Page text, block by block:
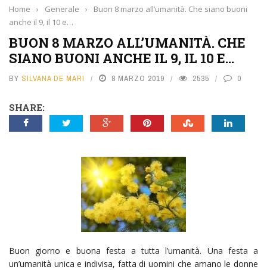
Home › Generale ›
Buon 8 marzo all’umanità. Che siano buoni
anche il 9, il 10 e…
BUON 8 MARZO ALL’UMANITÀ. CHE
SIANO BUONI ANCHE IL 9, IL 10 E…
BY SILVANA DE MARI 8 MARZO 2019 2535 0
SHARE:
Buon giorno e buona festa a tutta l’umanità. Una festa a
un’umanità unica e indivisa, fatta di uomini che amano le donne